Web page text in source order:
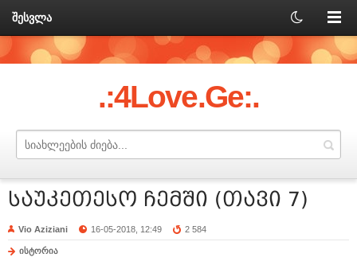
შესვლა
.:4Love.Ge:.
საუკეთესო ჩემში (თავი 7)
Vio Aziziani 16-05-2018, 12:49 2 584
ისტორია